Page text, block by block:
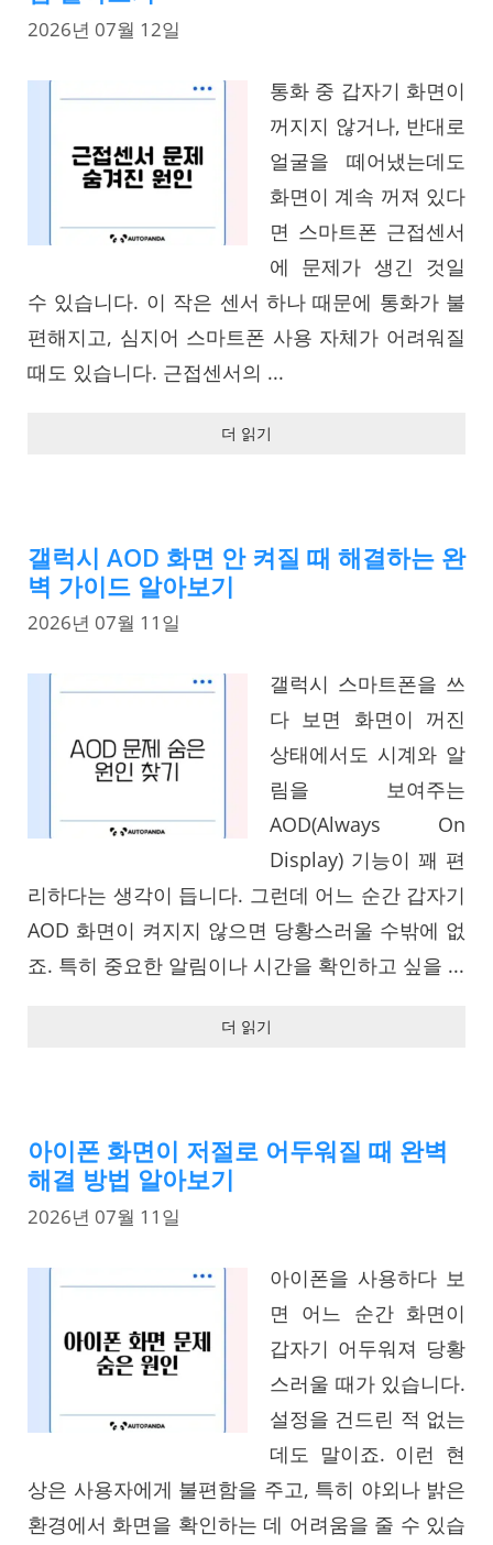
2026년 07월 12일
통화 중 갑자기 화면이
꺼지지 않거나, 반대로
얼굴을 떼어냈는데도
화면이 계속 꺼져 있다
면 스마트폰 근접센서
에 문제가 생긴 것일
수 있습니다. 이 작은 센서 하나 때문에 통화가 불
편해지고, 심지어 스마트폰 사용 자체가 어려워질
때도 있습니다. 근접센서의 ...
더 읽기
갤럭시 AOD 화면 안 켜질 때 해결하는 완
벽 가이드 알아보기
2026년 07월 11일
갤럭시 스마트폰을 쓰
다 보면 화면이 꺼진
상태에서도 시계와 알
림을 보여주는
AOD(Always On
Display) 기능이 꽤 편
리하다는 생각이 듭니다. 그런데 어느 순간 갑자기
AOD 화면이 켜지지 않으면 당황스러울 수밖에 없
죠. 특히 중요한 알림이나 시간을 확인하고 싶을 ...
더 읽기
아이폰 화면이 저절로 어두워질 때 완벽
해결 방법 알아보기
2026년 07월 11일
아이폰을 사용하다 보
면 어느 순간 화면이
갑자기 어두워져 당황
스러울 때가 있습니다.
설정을 건드린 적 없는
데도 말이죠. 이런 현
상은 사용자에게 불편함을 주고, 특히 야외나 밝은
환경에서 화면을 확인하는 데 어려움을 줄 수 있습